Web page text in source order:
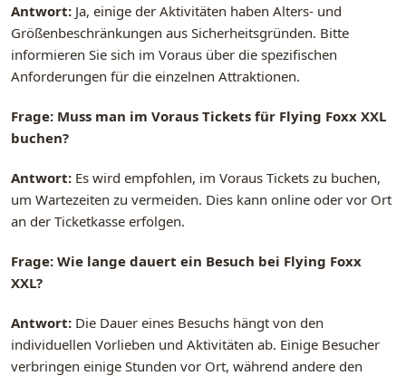
Antwort: Ja, einige der Aktivitäten haben Alters- und
Größenbeschränkungen aus Sicherheitsgründen. Bitte
informieren Sie sich im Voraus über die spezifischen
Anforderungen für die einzelnen Attraktionen.
Frage: Muss man im Voraus Tickets für Flying Foxx XXL
buchen?
Antwort: Es wird empfohlen, im Voraus Tickets zu buchen,
um Wartezeiten zu vermeiden. Dies kann online oder vor Ort
an der Ticketkasse erfolgen.
Frage: Wie lange dauert ein Besuch bei Flying Foxx
XXL?
Antwort: Die Dauer eines Besuchs hängt von den
individuellen Vorlieben und Aktivitäten ab. Einige Besucher
verbringen einige Stunden vor Ort, während andere den